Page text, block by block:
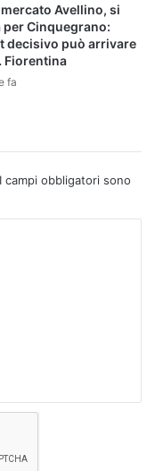
Avellino, si
per Cinquegrano:
decisivo può arrivare
Fiorentina
fa
I campi obbligatori sono